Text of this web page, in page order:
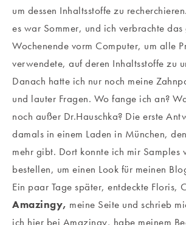
um dessen Inhaltsstoffe zu
es war Sommer, und ich verbrachte das
Wochenende vorm Computer, um alle
verwendete, auf deren Inhaltsstoffe zu
Danach hatte ich nur noch meine
und lauter Fragen. Wo fange ich an?
noch außer Dr.Hauschka? Die erste
damals in einem Laden in München,
mehr gibt. Dort konnte ich mir Samples
bestellen, um einen Look für meinen
Ein paar Tage später, entdeckte Floris,
Amazingy, meine Seite und schrieb
ich hier bei Amazingy, habe meinem